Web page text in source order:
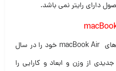
دارای رایتر نمی باشد.
شرکت اپل اولین نسل از الترابوک های macBook Air خود را در سال
جدیدی از وزن و ابعاد و کارایی را